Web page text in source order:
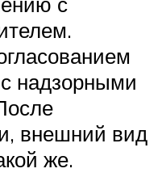
надзорными
внешний вид
же.